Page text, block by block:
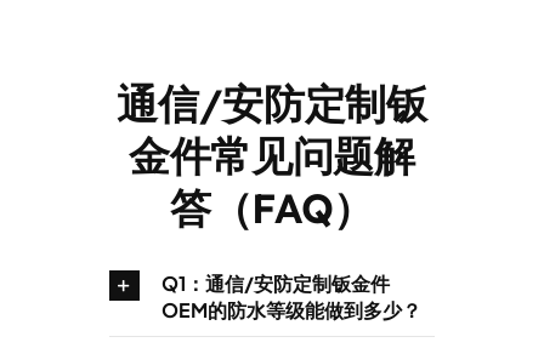
通信/安防定制钣
金件常见问题解
答（FAQ）
Q1：通信/安防定制钣金件
OEM的防水等级能做到多少？